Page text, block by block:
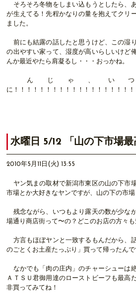
そろそろ冬物をしまい込もうとしたら、
が生えてる！先程かなりの量を抱えてクリ
ました。
前にも結露の話したと思うけど、この湿
の出やすい家って、湿度が高いらしいけど
んか最近やたら肩凝るし・・・おっかね。
んじゃ、い
に！！！！！！！！！！！！！！！！！！！
水曜日 5/12 「山の下市場
2010年5月11日(火) 13:55
ヤン気まの取材で新潟市東区の山の下市
市場とか大好きなヤンですが、山の下の市場
残念ながら、いつもより露天の数が少な
場通り商店街って〜の？どこのお店の方々も
方言もほぼヤンと一致するもんだから、
のごとくお土産たっぷり」買って帰ったんで
なかでも「肉の庄内」のチャーシューは
ＡＴＳＵ君御用達のローストビーフも最高
非買ってみてね！